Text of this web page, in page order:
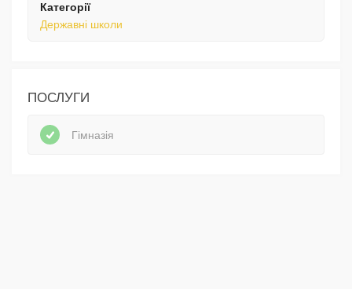
Категорії
Державні школи
ПОСЛУГИ
Гімназія